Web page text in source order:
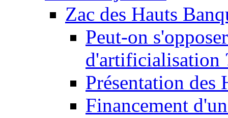
Zac des Hauts
Peut-on
d'artificialisation
Présentation des
Financement